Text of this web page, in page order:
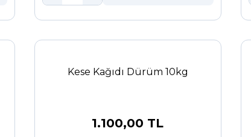
Kese Kağıdı Dürüm 10kg
1.100,00 TL